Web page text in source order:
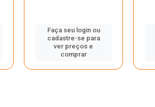
Faça seu login ou
cadastre-se para
ver preços e
comprar